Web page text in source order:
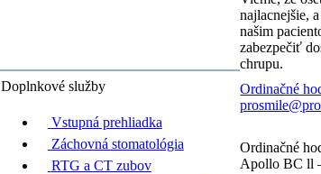
Doplnkové služby
Vstupná prehliadka
Záchovná stomatológia
RTG a CT zubov
najlacnejšie,
našim
zabezpečiť
chrupu.
Ordinačné
Ordinačné
Apollo BC ll